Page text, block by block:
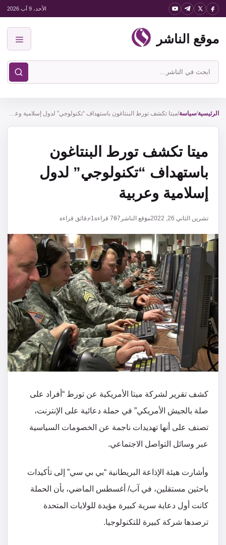
انتقل
المحتوى
الأحد، 9 آب 2026
موقع الناشر
ابحث
في
الناشر
الرئيسية/سياسة/ ميتا تكشف تورط البنتاغون باستهداف “تكنولوجي” لدول إسلامية وعربية
ميتا تكشف تورط البنتاغون
باستهداف “تكنولوجي” لدول
إسلامية وعربية
تشرين الثاني 26, 2022 موقع الناشر 767 قراءة1 دقائق قراءة
كشف تقرير لشركة ميتا الأمريكية عن تورط “أفراد على
صلة بالجيش الأمريكي” في حملة دعائية على الإنترنت،
تصنف على أنها تهديدات ناجمة عن الخصومات السياسية
عبر وسائل التواصل الاجتماعي.
وأشارت هيئة الإذاعة البريطانية “بي بي سي” إلى تأكيدات
باحثين مستقلين، في آب/ أغسطس الماضي، بأن الحملة
كانت أول دعاية سرية كبيرة مؤيدة للولايات المتحدة
ترصدها شركة كبيرة للتكنولوجيا.